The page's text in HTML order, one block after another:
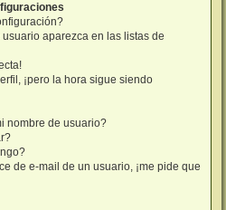
aparezca en las listas de
¡pero la hora sigue siendo
nombre de usuario?
de e-mail de un usuario, ¡me pide que